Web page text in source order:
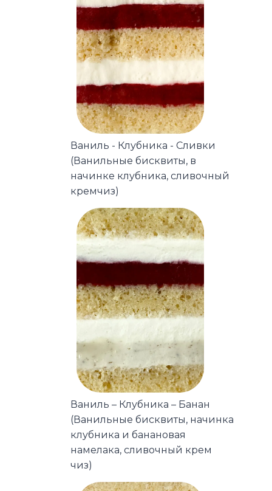
Ваниль - Клубника - Сливки
(Ванильные бисквиты, в
начинке клубника, сливочный
кремчиз)
Ваниль – Клубника – Банан
(Ванильные бисквиты, начинка
клубника и банановая
намелака, сливочный крем
чиз)